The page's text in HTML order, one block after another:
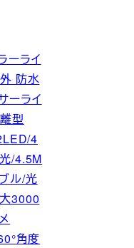
ーライ
防水
ーライ
型
4
/4.5M
ル/光
3000
角度